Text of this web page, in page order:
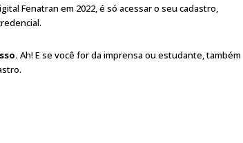
Fenatran em 2022, é só acessar o seu cadastro,
Ah! E se você for da imprensa ou estudante, também